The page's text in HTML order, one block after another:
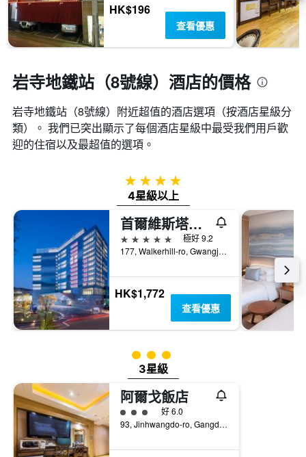
HK$196
查看優惠
岩寺地鐵站（8號線）酒店的價格
岩寺地鐵站（8號線）附近超值的酒店選項（按酒店星級分
類）。 我們已突出顯示了每個酒店星級中最受我們用戶歡
迎的住宿以及最超值的選項。
4星級
4星級以上
首爾維斯塔華克山莊首爾飯店
5星級
極好 9.2
177, Walkerhill-ro, Gwangjin-gu, 首爾, 韓國
HK$1,772
查看優惠
3星級評級
3星級
阿爾戈飯店
3星級評級好 6.0
93, Jinhwangdo-ro, Gangdong-gu, 首爾, 韓國